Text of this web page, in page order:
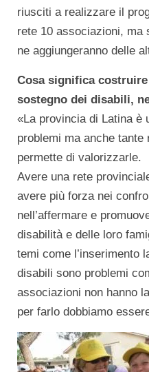
riusciti a realizzare il
rete 10 associazioni, ma
ne aggiungeranno delle
Cosa significa
sostegno dei disabili,
«La provincia di Latina è
problemi ma anche
permette di valorizzarle.
Avere una rete
avere più forza nei
nell’affermare e
disabilità e delle loro
temi come l’inserimento
disabili sono problemi
associazioni non hanno
per farlo dobbiamo